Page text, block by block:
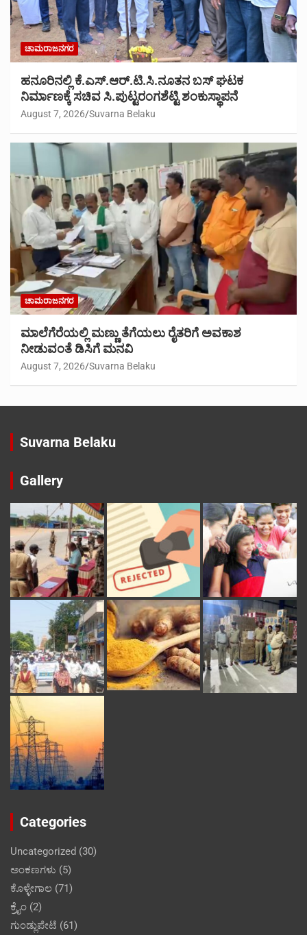
ಚಾಮರಾಜನಗರ
ಹನೂರಿನಲ್ಲಿ ಕೆ.ಎಸ್.ಆರ್.ಟಿ.ಸಿ.ನೂತನ ಬಸ್ ಘಟಕ
ನಿರ್ಮಾಣಕ್ಕೆ ಸಚಿವ ಸಿ.ಪುಟ್ಟರಂಗಶೆಟ್ಟಿ ಶಂಕುಸ್ಥಾಪನೆ
August 7, 2026 Suvarna Belaku
ಚಾಮರಾಜನಗರ
ಮಾಲೆಗೆರೆಯಲ್ಲಿ ಮಣ್ಣು ತೆಗೆಯಲು ರೈತರಿಗೆ ಅವಕಾಶ
ನೀಡುವಂತೆ ಡಿಸಿಗೆ ಮನವಿ
August 7, 2026 Suvarna Belaku
Suvarna Belaku
Gallery
Categories
Uncategorized (30)
ಅಂಕಣಗಳು (5)
ಕೊಳ್ಳೇಗಾಲ (71)
ಕ್ರೈಂ (2)
ಗುಂಡ್ಲುಪೇಟೆ (61)